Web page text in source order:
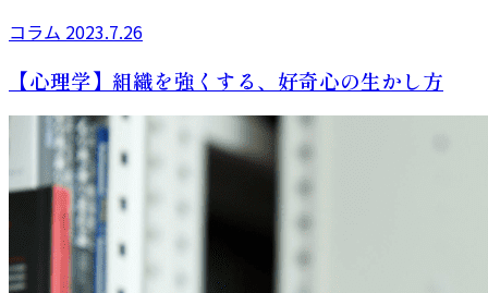
コラム 2023.7.26
【心理学】組織を強くする、好奇心の生かし方